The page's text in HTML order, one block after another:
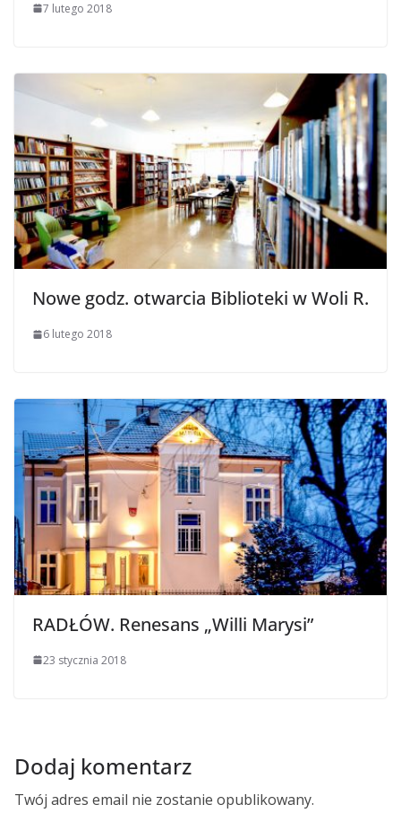
7 lutego 2018
Nowe godz. otwarcia Biblioteki w Woli R.
6 lutego 2018
RADŁÓW. Renesans „Willi Marysi”
23 stycznia 2018
Dodaj komentarz
Twój adres email nie zostanie opublikowany.